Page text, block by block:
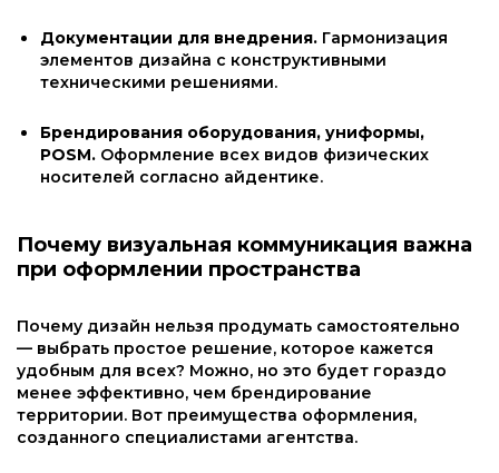
Документации для внедрения. Гармонизация
элементов дизайна с конструктивными
техническими решениями.
Брендирования оборудования, униформы,
POSM. Оформление всех видов физических
носителей согласно айдентике.
Почему визуальная коммуникация важна
при оформлении пространства
Почему дизайн нельзя продумать самостоятельно
— выбрать простое решение, которое кажется
удобным для всех? Можно, но это будет гораздо
менее эффективно, чем брендирование
территории. Вот преимущества оформления,
созданного специалистами агентства.